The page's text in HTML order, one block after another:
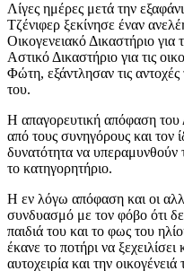
Λίγες ημέρες μετά την
Τζένιφερ ξεκίνησε έναν
Οικογενειακό Δικαστήριο
Αστικό Δικαστήριο για τις
Φώτη, εξάντλησαν τις
του.
Η απαγορευτική απόφαση του
από τους συνηγόρους και τον
δυνατότητα να
το κατηγορητήριο.
Η εν λόγω απόφαση και οι
συνδυασμό με τον φόβο ότι
παιδιά του και το φως του
έκανε το ποτήρι να
αυτοχειρία και την